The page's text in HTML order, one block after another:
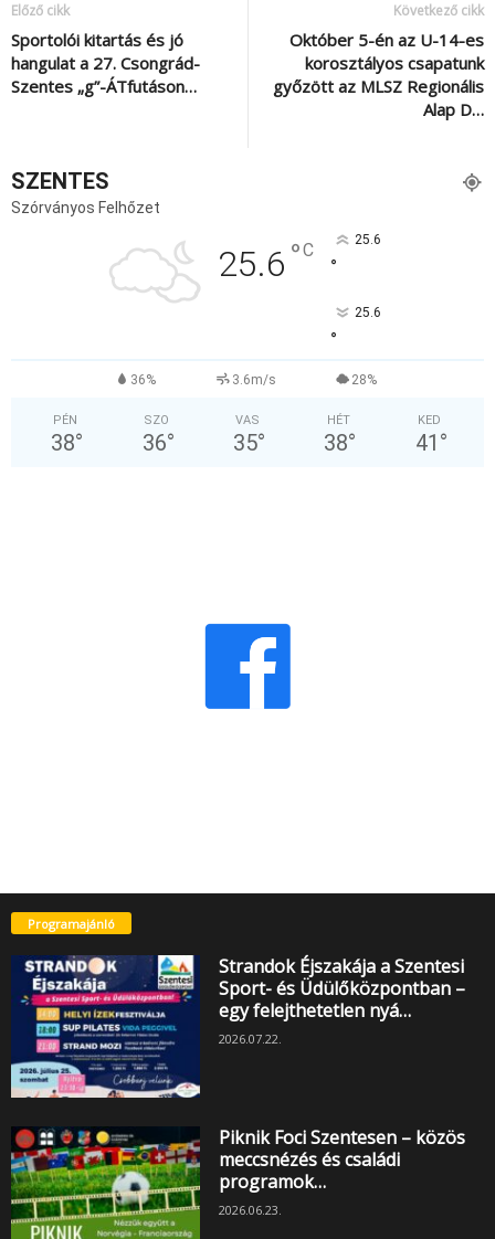
Előző cikk
Sportolói kitartás és jó
hangulat a 27. Csongrád-
Szentes „g”-ÁTfutáson…
Következő cikk
Október 5-én az U-14-es
korosztályos csapatunk
győzött az MLSZ Regionális
Alap D…
SZENTES
Szórványos Felhőzet
25.6 °C 25.6
°
25.6
°
36% 3.6m/s 28%
PÉN
38°
SZO
36°
VAS
35°
HÉT
38°
KED
41 °
Programajánló
Strandok Éjszakája a Szentesi
Sport- és Üdülőközpontban –
egy felejthetetlen nyá…
2026.07.22.
Piknik Foci Szentesen – közös
meccsnézés és családi
programok…
2026.06.23.